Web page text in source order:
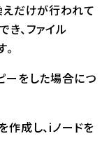
えだけが行われて
き、ファイル
ーをした場合につ
成し、iノードを